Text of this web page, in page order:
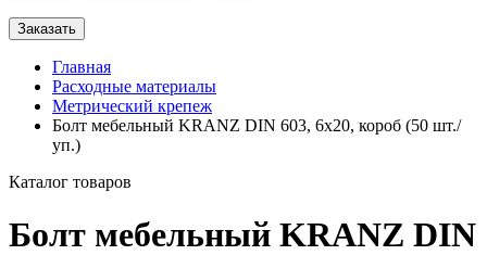
Заказать
Главная
Расходные материалы
Метрический крепеж
Болт мебельный KRANZ DIN 603, 6х20, короб (50 шт./
уп.)
Каталог товаров
Болт мебельный KRANZ DIN